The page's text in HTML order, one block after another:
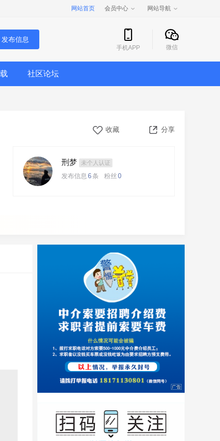
网站首页 会员中心 网站导航
发布信息
手机APP 微信
社区论坛
收藏 分享
刑梦 未个人认证
发布信息 6条 粉丝 0